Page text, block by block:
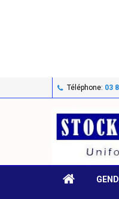
Téléphone: 03